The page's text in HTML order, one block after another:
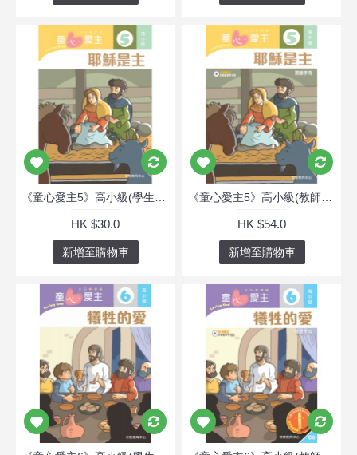
HK $30.0
新增至購物車
HK $54.0
新增至購物車